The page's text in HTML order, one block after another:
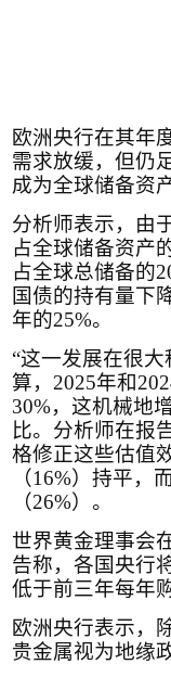
欧洲央行在其年
需求放缓，但仍
成为全球储备资
分析师表示，由
占全球储备资产
占全球总储备的
国债的持有量下
年的25%。
“这一发展在很
算， 2025年和
30%，这机械地
比。分析师在报
格修正这些估值
（16%）持平，
（26%）。
世界黄金理事会
告称，各国央行
低于前三年每年
欧洲央行表示，
贵金属视为地缘